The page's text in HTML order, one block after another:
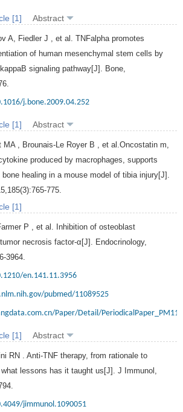
[1] Abstract
A Fiedler J , et al. TNFalpha promotes
of human mesenchymal stem cells by
signaling pathway[J]. Bone
j.bone.2009.04.252
[1] Abstract
MA Brounais-Le Royer B , et al.Oncostatin m,
produced by macrophages, supports
healing in a mouse model of tibia injury[J].
185(3):765-775.
[1]
P , et al. Inhibition of osteoblast
necrosis factor-α[J]. Endocrinology,
3964.
en.141.11.3956
pubmed/11089525
Paper/Detail/
[1] Abstract
RN . Anti-TNF therapy, from rationale to
lessons has it taught us[J]. J Immunol
jimmunol.1090051